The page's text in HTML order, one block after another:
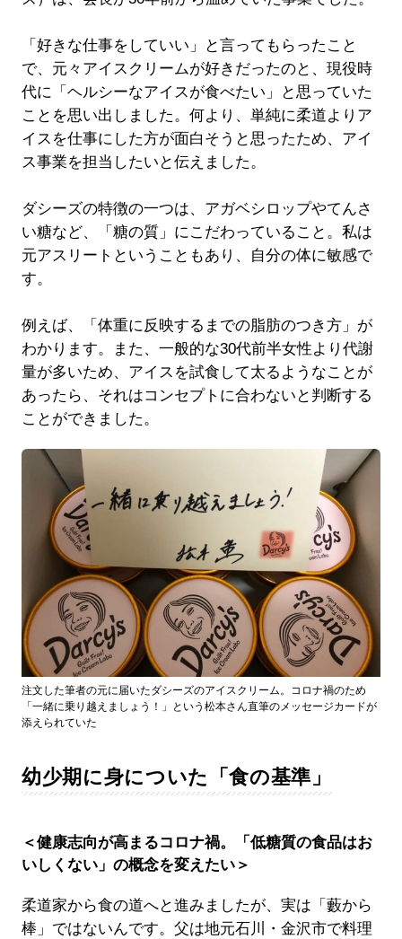
「好きな仕事をしていい」と言ってもらったこと
で、元々アイスクリームが好きだったのと、現役時
代に「ヘルシーなアイスが食べたい」と思っていた
ことを思い出しました。何より、単純に柔道よりア
イスを仕事にした方が面白そうと思ったため、アイ
ス事業を担当したいと伝えました。
ダシーズの特徴の一つは、アガベシロップやてんさ
い糖など、「糖の質」にこだわっていること。私は
元アスリートということもあり、自分の体に敏感で
す。
例えば、「体重に反映するまでの脂肪のつき方」が
わかります。また、一般的な30代前半女性より代謝
量が多いため、アイスを試食して太るようなことが
あったら、それはコンセプトに合わないと判断する
ことができました。
注文した筆者の元に届いたダシーズのアイスクリーム。コロナ禍のため
「一緒に乗り越えましょう！」という松本さん直筆のメッセージカードが
添えられていた
幼少期に身についた「食の基準」
＜健康志向が高まるコロナ禍。「低糖質の食品はお
いしくない」の概念を変えたい＞
柔道家から食の道へと進みましたが、実は「藪から
棒」ではないんです。父は地元石川・金沢市で料理